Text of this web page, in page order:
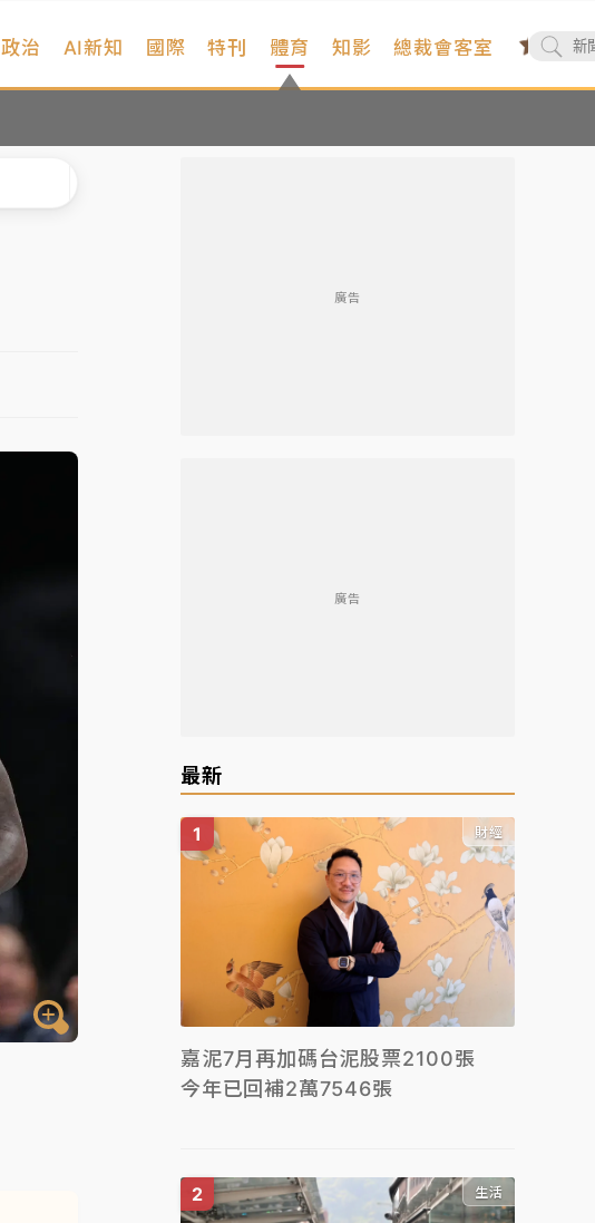
政治 AI新知 國際 特刊 體育 知影 總裁會客室
廣告
廣告
最新
財經
嘉泥7月再加碼台泥股票2100張
今年已回補2萬7546張
生活